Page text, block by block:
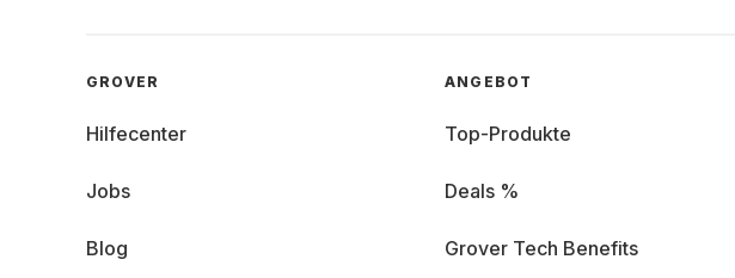
GROVER
Hilfecenter
Jobs
Blog
ANGEBOT
Top-Produkte
Deals %
Grover Tech Benefits